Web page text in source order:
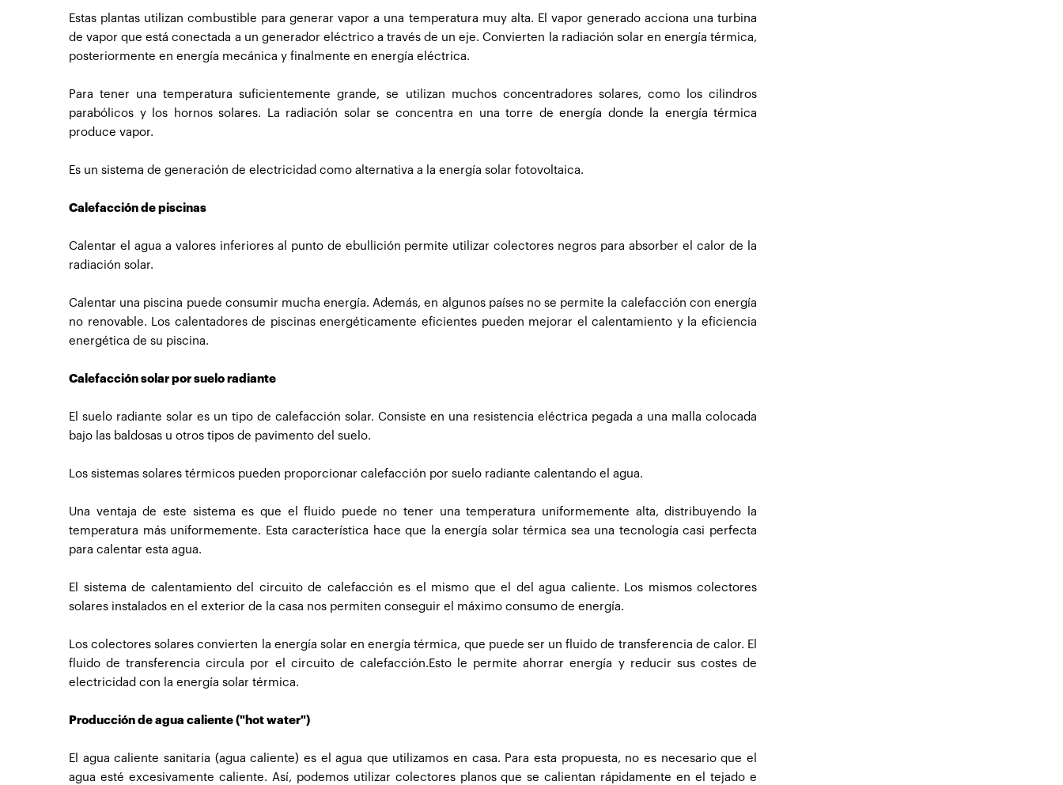
Estas plantas utilizan combustible para generar vapor a una temperatura muy alta. El vapor generado acciona una turbina
de vapor que está conectada a un generador eléctrico a través de un eje. Convierten la radiación solar en energía térmica,
posteriormente en energía mecánica y finalmente en energía eléctrica.
Para tener una temperatura suficientemente grande, se utilizan muchos concentradores solares, como los cilindros
parabólicos y los hornos solares. La radiación solar se concentra en una torre de energía donde la energía térmica
produce vapor.
Es un sistema de generación de electricidad como alternativa a la energía solar fotovoltaica.
Calefacción de piscinas
Calentar el agua a valores inferiores al punto de ebullición permite utilizar colectores negros para absorber el calor de la
radiación solar.
Calentar una piscina puede consumir mucha energía. Además, en algunos países no se permite la calefacción con energía
no renovable. Los calentadores de piscinas energéticamente eficientes pueden mejorar el calentamiento y la eficiencia
energética de su piscina.
Calefacción solar por suelo radiante
El suelo radiante solar es un tipo de calefacción solar. Consiste en una resistencia eléctrica pegada a una malla colocada
bajo las baldosas u otros tipos de pavimento del suelo.
Los sistemas solares térmicos pueden proporcionar calefacción por suelo radiante calentando el agua.
Una ventaja de este sistema es que el fluido puede no tener una temperatura uniformemente alta, distribuyendo la
temperatura más uniformemente. Esta característica hace que la energía solar térmica sea una tecnología casi perfecta
para calentar esta agua.
El sistema de calentamiento del circuito de calefacción es el mismo que el del agua caliente. Los mismos colectores
solares instalados en el exterior de la casa nos permiten conseguir el máximo consumo de energía.
Los colectores solares convierten la energía solar en energía térmica, que puede ser un fluido de transferencia de calor. El
fluido de transferencia circula por el circuito de calefacción.Esto le permite ahorrar energía y reducir sus costes de
electricidad con la energía solar térmica.
Producción de agua caliente ("hot water")
El agua caliente sanitaria (agua caliente) es el agua que utilizamos en casa. Para esta propuesta, no es necesario que el
agua esté excesivamente caliente. Así, podemos utilizar colectores planos que se calientan rápidamente en el tejado e